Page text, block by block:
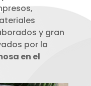
y gran
por la
en el